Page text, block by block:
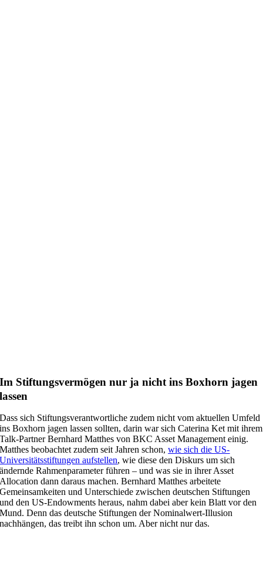
Im Stiftungsvermögen nur ja nicht ins Boxhorn jagen
lassen
Dass sich Stiftungsverantwortliche zudem nicht vom aktuellen Umfeld
ins Boxhorn jagen lassen sollten, darin war sich Caterina Ket mit ihrem
Talk-Partner Bernhard Matthes von BKC Asset Management einig.
Matthes beobachtet zudem seit Jahren schon,wie sich die US-
Universitätsstiftungen aufstellen, wie diese den Diskurs um sich
ändernde Rahmenparameter führen – und was sie in ihrer Asset
Allocation dann daraus machen. Bernhard Matthes arbeitete
Gemeinsamkeiten und Unterschiede zwischen deutschen Stiftungen
und den US-Endowments heraus, nahm dabei aber kein Blatt vor den
Mund. Denn das deutsche Stiftungen der Nominalwert-Illusion
nachhängen, das treibt ihn schon um. Aber nicht nur das.